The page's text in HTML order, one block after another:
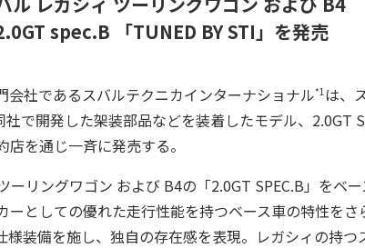
spec.B 「TUNED BY STI」を発売
会社であるスバルテクニカインターナショナル*1 は、
で開発した架装部品などを装着したモデル、2.0GT
を通じ一斉に発売する。
ーリングワゴン および B4の「2.0GT SPEC.B」をベ
ーとしての優れた走行性能を持つベース車の特性を
様装備を施し、独自の存在感を表現。レガシィの持つ